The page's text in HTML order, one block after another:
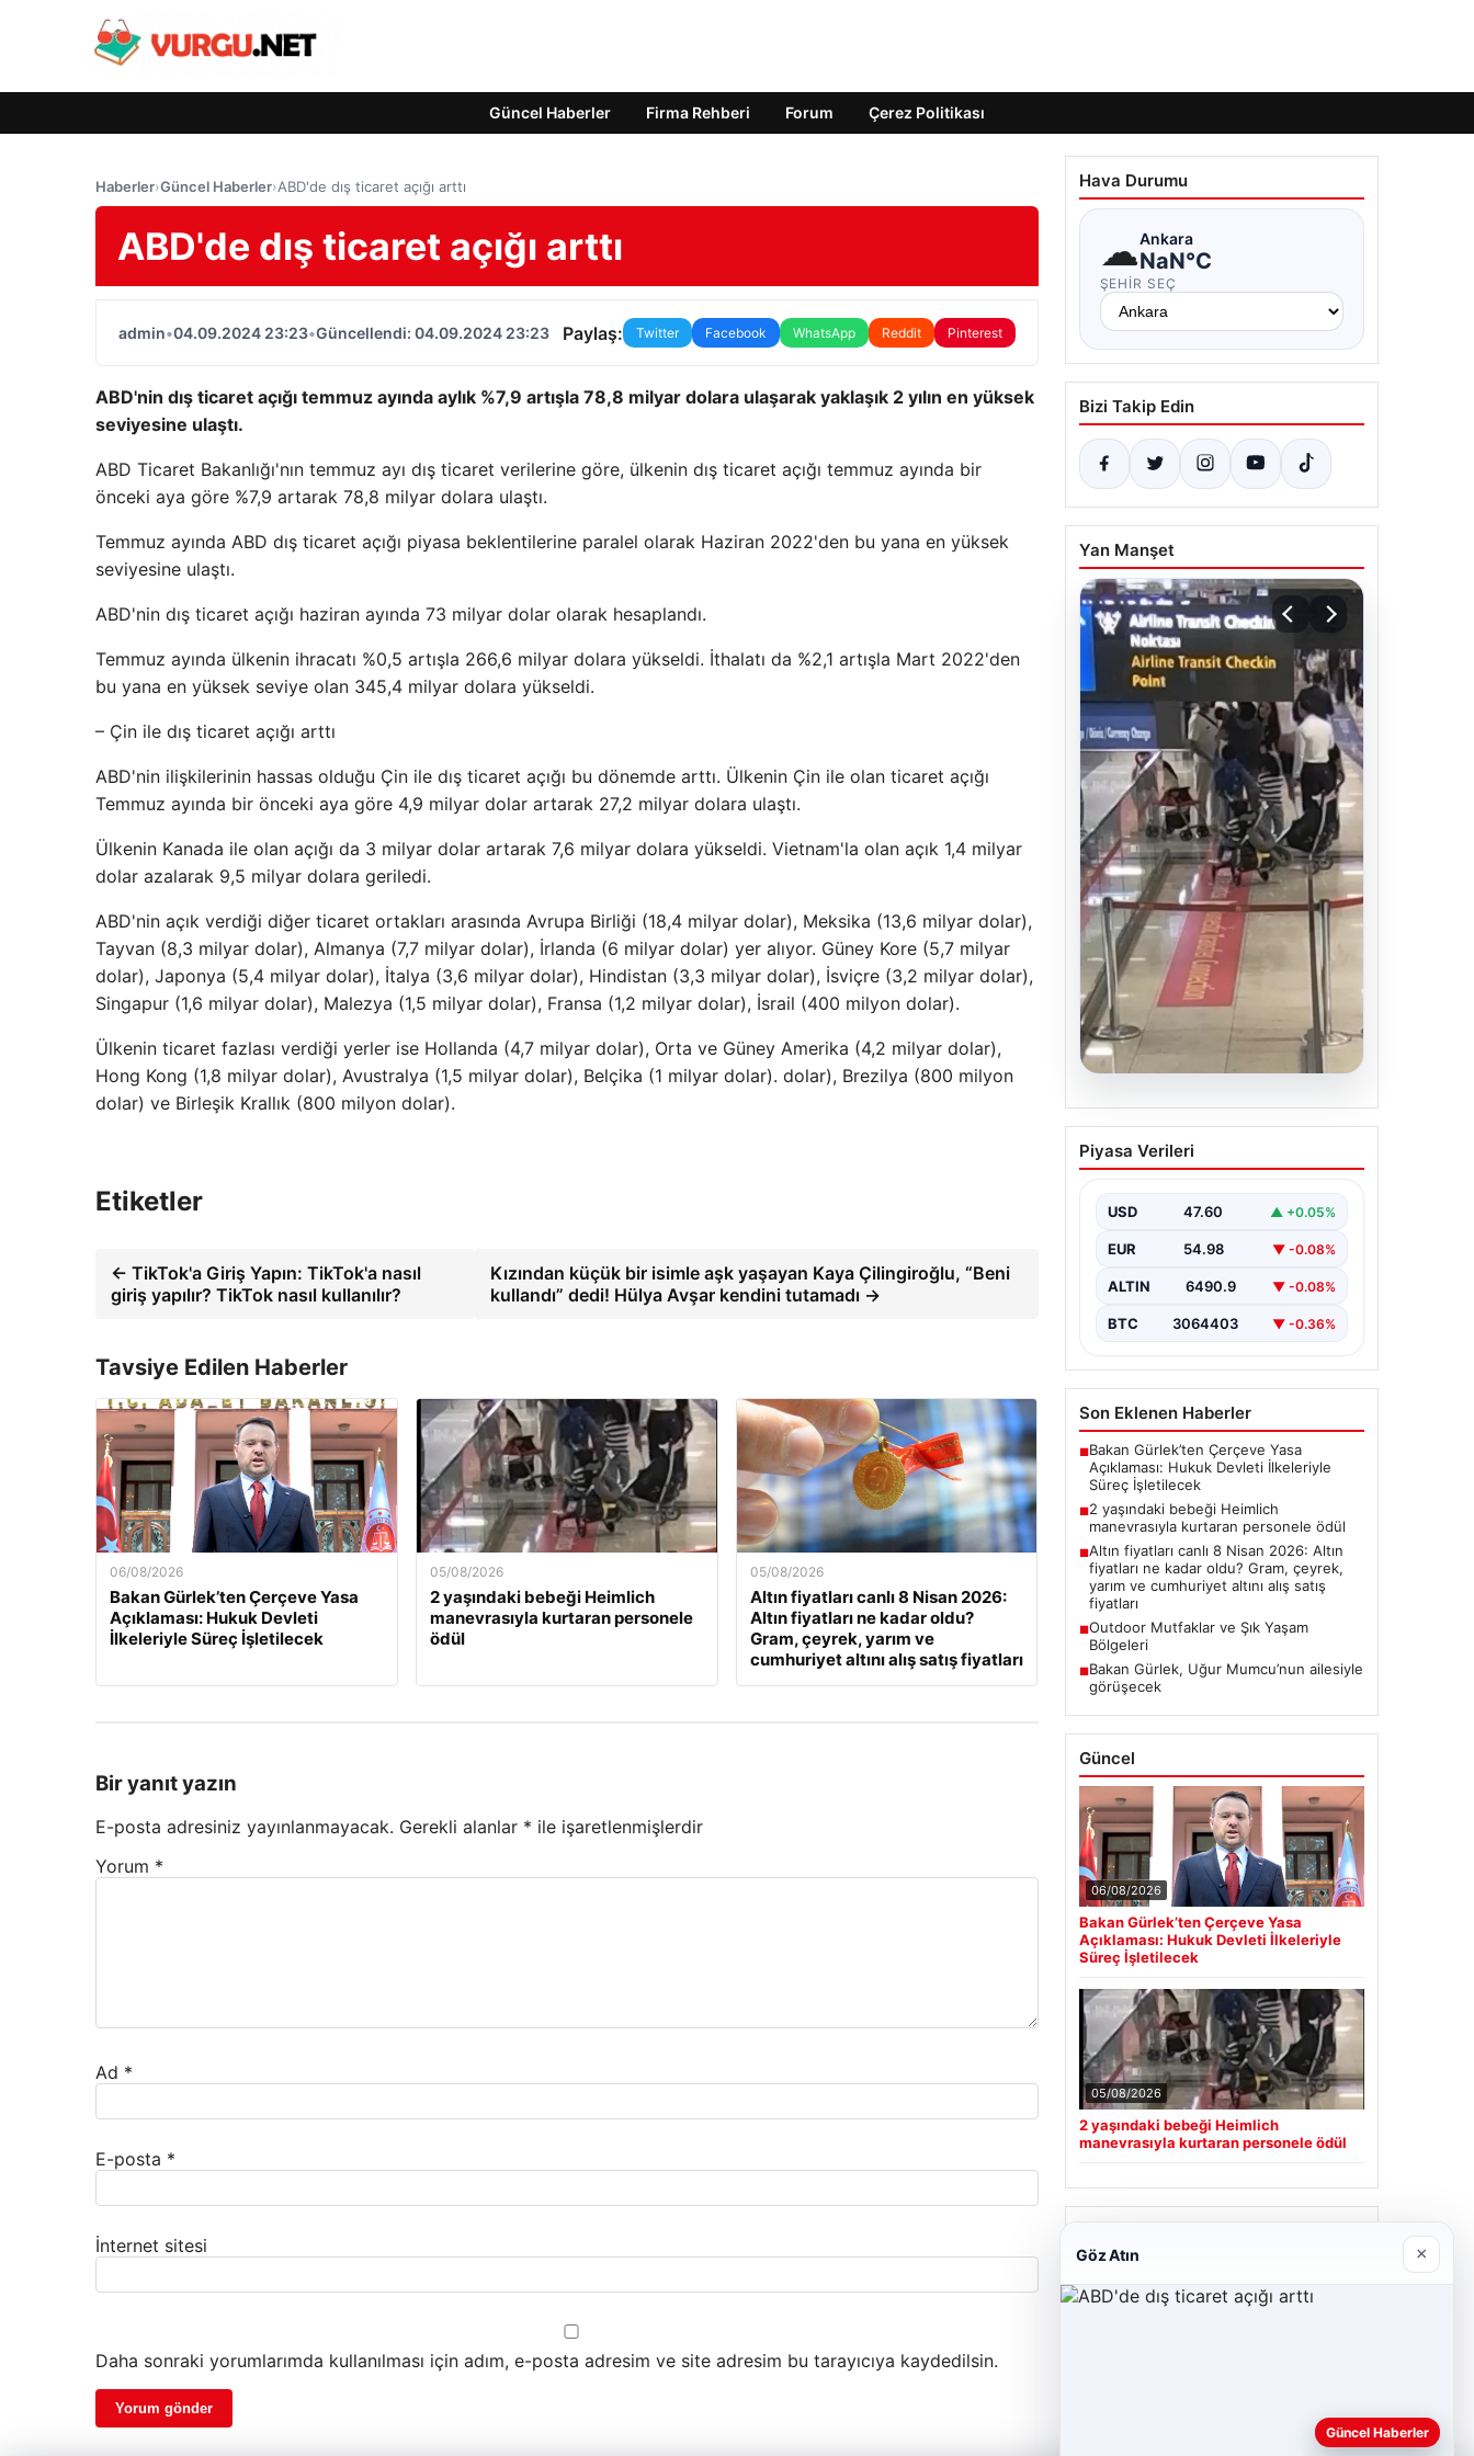
Güncel Haberler Firma Rehberi Forum Çerez Politikası
Haberler›Güncel Haberler›ABD'de dış ticaret açığı arttı
ABD'de dış ticaret açığı arttı
admin•04.09.2024 23:23•Güncellendi: 04.09.2024 23:23 Paylaş: Twitter Facebook WhatsApp Reddit Pinterest
ABD'nin dış ticaret açığı temmuz ayında aylık %7,9 artışla 78,8 milyar dolara ulaşarak yaklaşık 2 yılın en yüksek
seviyesine ulaştı.
ABD Ticaret Bakanlığı'nın temmuz ayı dış ticaret verilerine göre, ülkenin dış ticaret açığı temmuz ayında bir
önceki aya göre %7,9 artarak 78,8 milyar dolara ulaştı.
Temmuz ayında ABD dış ticaret açığı piyasa beklentilerine paralel olarak Haziran 2022'den bu yana en yüksek
seviyesine ulaştı.
ABD'nin dış ticaret açığı haziran ayında 73 milyar dolar olarak hesaplandı.
Temmuz ayında ülkenin ihracatı %0,5 artışla 266,6 milyar dolara yükseldi. İthalatı da %2,1 artışla Mart 2022'den
bu yana en yüksek seviye olan 345,4 milyar dolara yükseldi.
– Çin ile dış ticaret açığı arttı
ABD'nin ilişkilerinin hassas olduğu Çin ile dış ticaret açığı bu dönemde arttı. Ülkenin Çin ile olan ticaret açığı
Temmuz ayında bir önceki aya göre 4,9 milyar dolar artarak 27,2 milyar dolara ulaştı.
Ülkenin Kanada ile olan açığı da 3 milyar dolar artarak 7,6 milyar dolara yükseldi. Vietnam'la olan açık 1,4 milyar
dolar azalarak 9,5 milyar dolara geriledi.
ABD'nin açık verdiği diğer ticaret ortakları arasında Avrupa Birliği (18,4 milyar dolar), Meksika (13,6 milyar dolar),
Tayvan (8,3 milyar dolar), Almanya (7,7 milyar dolar), İrlanda (6 milyar dolar) yer alıyor. Güney Kore (5,7 milyar
dolar), Japonya (5,4 milyar dolar), İtalya (3,6 milyar dolar), Hindistan (3,3 milyar dolar), İsviçre (3,2 milyar dolar),
Singapur (1,6 milyar dolar), Malezya (1,5 milyar dolar), Fransa (1,2 milyar dolar), İsrail (400 milyon dolar).
Ülkenin ticaret fazlası verdiği yerler ise Hollanda (4,7 milyar dolar), Orta ve Güney Amerika (4,2 milyar dolar),
Hong Kong (1,8 milyar dolar), Avustralya (1,5 milyar dolar), Belçika (1 milyar dolar). dolar), Brezilya (800 milyon
dolar) ve Birleşik Krallık (800 milyon dolar).
Etiketler
← TikTok'a Giriş Yapın: TikTok'a nasıl
giriş yapılır? TikTok nasıl kullanılır?
Kızından küçük bir isimle aşk yaşayan Kaya Çilingiroğlu, “Beni
kullandı” dedi! Hülya Avşar kendini tutamadı →
Tavsiye Edilen Haberler
06/08/2026
Bakan Gürlek’ten Çerçeve Yasa
Açıklaması: Hukuk Devleti
İlkeleriyle Süreç İşletilecek
05/08/2026
2 yaşındaki bebeği Heimlich
manevrasıyla kurtaran personele
ödül
05/08/2026
Altın fiyatları canlı 8 Nisan 2026:
Altın fiyatları ne kadar oldu?
Gram, çeyrek, yarım ve
cumhuriyet altını alış satış fiyatları
Bir yanıt yazın
E-posta adresiniz yayınlanmayacak. Gerekli alanlar * ile işaretlenmişlerdir
Yorum *
Ad *
E-posta *
İnternet sitesi
Daha sonraki yorumlarımda kullanılması için adım, e-posta adresim ve site adresim bu tarayıcıya kaydedilsin.
Hava Durumu
☁Ankara
NaN°C
ŞEHIR SEÇ
Bizi Takip Edin
Yan Manşet
05.08.2026
2 yaşındaki bebeği
Heimlich manevrasıyla
{ “title”: “Hayati Anıttaki
Heimlich Manevrası ile Kurtaran
Piyasa Verileri
USD 47.60 ▲ +0.05%
EUR 54.98 ▼ -0.08%
ALTIN 6490.9 ▼ -0.08%
BTC 3064403 ▼ -0.36%
Son Eklenen Haberler
■Bakan Gürlek’ten Çerçeve Yasa
Açıklaması: Hukuk Devleti İlkeleriyle
Süreç İşletilecek
■2 yaşındaki bebeği Heimlich
manevrasıyla kurtaran personele ödül
■Altın fiyatları canlı 8 Nisan 2026: Altın
fiyatları ne kadar oldu? Gram, çeyrek,
yarım ve cumhuriyet altını alış satış
fiyatları
■Outdoor Mutfaklar ve Şık Yaşam
Bölgeleri
■Bakan Gürlek, Uğur Mumcu’nun ailesiyle
görüşecek
Güncel
06/08/2026
Bakan Gürlek’ten Çerçeve Yasa
Açıklaması: Hukuk Devleti İlkeleriyle
Süreç İşletilecek
05/08/2026
2 yaşındaki bebeği Heimlich
manevrasıyla kurtaran personele ödül
Hastaş Beton
26/05/2026
Göz Atın ×
Güncel Haberler